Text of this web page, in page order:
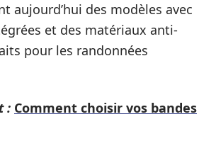
aujourd’hui des modèles avec
et des matériaux anti-
pour les randonnées
: Comment choisir vos bandes